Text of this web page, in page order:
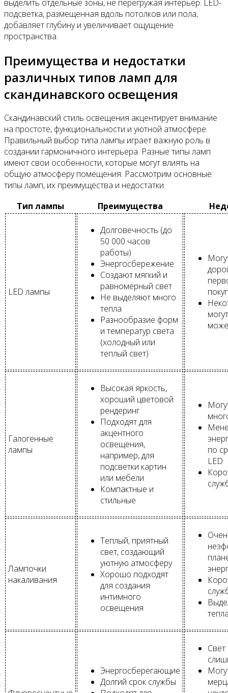
выделить отдельные зоны, не перегружая интерьер. LED-
подсветка, размещенная вдоль потолков или пола,
добавляет глубину и увеличивает ощущение
пространства.
Преимущества и недостатки
различных типов ламп для
скандинавского освещения
Скандинавский стиль освещения акцентирует внимание
на простоте, функциональности и уютной атмосфере.
Правильный выбор типа лампы играет важную роль в
создании гармоничного интерьера. Разные типы ламп
имеют свои особенности, которые могут влиять на
общую атмосферу помещения. Рассмотрим основные
типы ламп, их преимущества и недостатки.
Тип лампы
Преимущества
LED лампы
Долговечность (до
50 000 часов
работы)
Энергосбережение
Создают мягкий и
равномерный свет
Не выделяют много
тепла
Разнообразие форм
и температур света
(холодный или
теплый свет)
Галогенные
лампы
Высокая яркость,
хороший цветовой
рендеринг
Подходят для
акцентного
освещения,
например, для
подсветки картин
или мебели
Компактные и
стильные
по
LED
Лампочки
накаливания
Теплый, приятный
свет, создающий
уютную атмосферу
Хорошо подходят
для создания
интимного
освещения
Энергосберегающие
Долгий срок службы